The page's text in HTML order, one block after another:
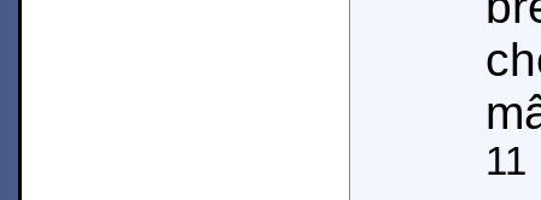
11